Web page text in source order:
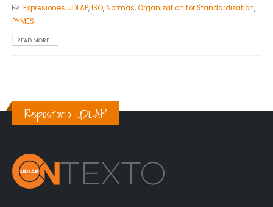
Expresiones UDLAP,ISO,Normas,Organization for Standardization,
PYMES
READ MORE...
Repositorio UDLAP